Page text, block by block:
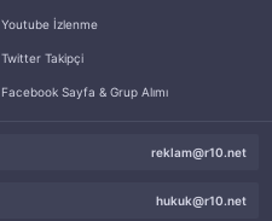
Youtube İzlenme
Twitter Takipçi
Facebook Sayfa & Grup Alımı
reklam@r10.net
hukuk@r10.net